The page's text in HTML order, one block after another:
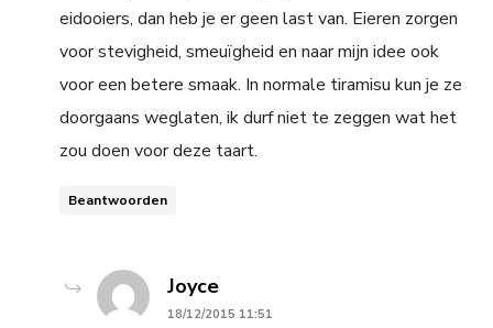
eidooiers, dan heb je er geen last van. Eieren zorgen
voor stevigheid, smeuïgheid en naar mijn idee ook
voor een betere smaak. In normale tiramisu kun je ze
doorgaans weglaten, ik durf niet te zeggen wat het
zou doen voor deze taart.
Beantwoorden
Joycesays:
18/12/2015 11:51